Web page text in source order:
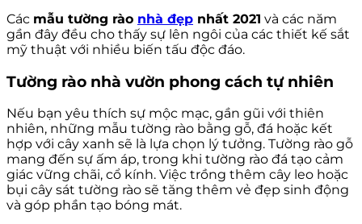
Các mẫu tường rào nhà đẹp nhất 2021 và các năm
gần đây đều cho thấy sự lên ngôi của các thiết kế sắt
mỹ thuật với nhiều biến tấu độc đáo.
Tường rào nhà vườn phong cách tự nhiên
Nếu bạn yêu thích sự mộc mạc, gần gũi với thiên
nhiên, những mẫu tường rào bằng gỗ, đá hoặc kết
hợp với cây xanh sẽ là lựa chọn lý tưởng. Tường rào gỗ
mang đến sự ấm áp, trong khi tường rào đá tạo cảm
giác vững chãi, cổ kính. Việc trồng thêm cây leo hoặc
bụi cây sát tường rào sẽ tăng thêm vẻ đẹp sinh động
và góp phần tạo bóng mát.